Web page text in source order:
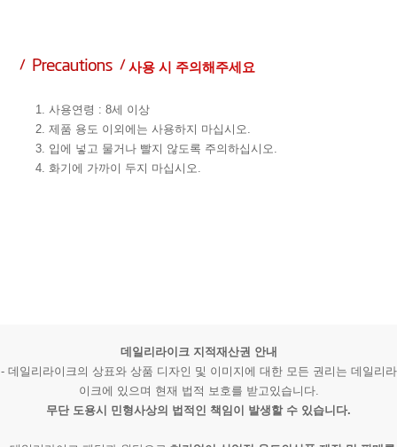
사용 시 주의해주세요
1. 사용연령 : 8세 이상
2. 제품 용도 이외에는 사용하지 마십시오.
3. 입에 넣고 물거나 빨지 않도록 주의하십시오.
4. 화기에 가까이 두지 마십시오.
데일리라이크 지적재산권 안내
- 데일리라이크의 상표와 상품 디자인 및 이미지에 대한 모든 권리는 데일리라
이크에 있으며 현재 법적 보호를 받고있습니다.
무단 도용시 민형사상의 법적인 책임이 발생할 수 있습니다.